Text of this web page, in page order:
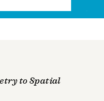
to Spatial